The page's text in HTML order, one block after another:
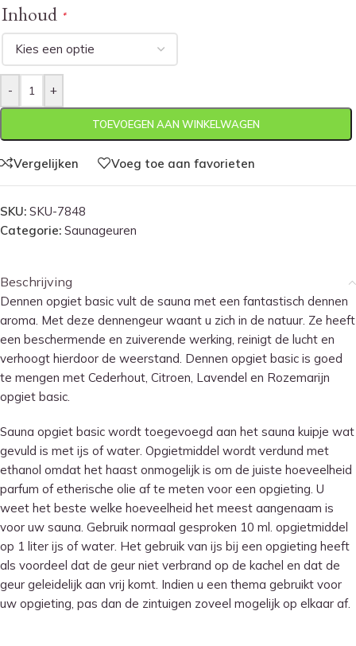
Inhoud *
- +
TOEVOEGEN AAN WINKELWAGEN
Vergelijken Voeg toe aan favorieten
SKU: SKU-7848
Categorie: Saunageuren
Beschrijving
Dennen opgiet basic vult de sauna met een fantastisch dennen
aroma. Met deze dennengeur waant u zich in de natuur. Ze heeft
een beschermende en zuiverende werking, reinigt de lucht en
verhoogt hierdoor de weerstand. Dennen opgiet basic is goed
te mengen met Cederhout, Citroen, Lavendel en Rozemarijn
opgiet basic.
Sauna opgiet basic wordt toegevoegd aan het sauna kuipje wat
gevuld is met ijs of water. Opgietmiddel wordt verdund met
ethanol omdat het haast onmogelijk is om de juiste hoeveelheid
parfum of etherische olie af te meten voor een opgieting. U
weet het beste welke hoeveelheid het meest aangenaam is
voor uw sauna. Gebruik normaal gesproken 10 ml. opgietmiddel
op 1 liter ijs of water. Het gebruik van ijs bij een opgieting heeft
als voordeel dat de geur niet verbrand op de kachel en dat de
geur geleidelijk aan vrij komt. Indien u een thema gebruikt voor
uw opgieting, pas dan de zintuigen zoveel mogelijk op elkaar af.